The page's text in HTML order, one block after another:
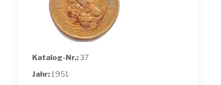
Katalog-Nr.:37
Jahr: 1951